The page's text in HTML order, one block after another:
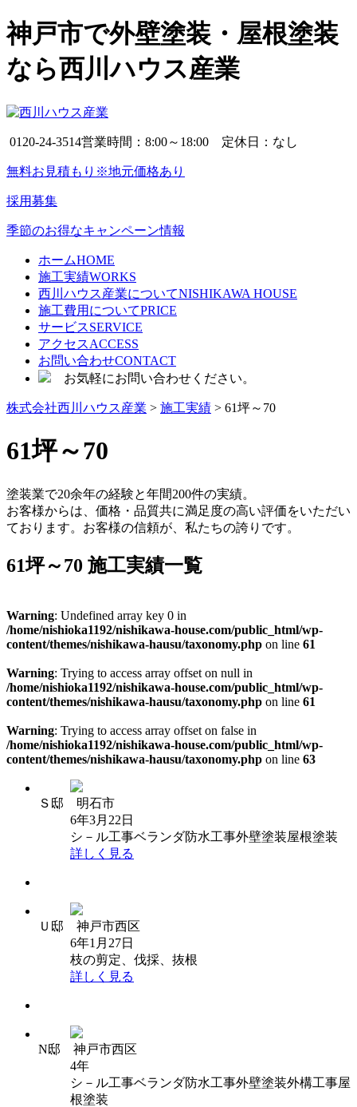
神戸市で外壁塗装・屋根塗装
なら西川ハウス産業
0120-24-3514営業時間：8:00～18:00 定休日：なし
無料お見積もり※地元価格あり
採用募集
季節のお得なキャンペーン情報
ホームHOME
施工実績WORKS
西川ハウス産業についてNISHIKAWA HOUSE
施工費用についてPRICE
サービスSERVICE
アクセスACCESS
お問い合わせCONTACT
お気軽にお問い合わせください。
株式会社西川ハウス産業 > 施工実績 > 61坪～70
61坪～70
塗装業で20余年の経験と年間200件の実績。
お客様からは、価格・品質共に満足度の高い評価をいただい
ております。お客様の信頼が、私たちの誇りです。
61坪～70 施工実績一覧
Warning: Undefined array key 0 in
/home/nishioka1192/nishikawa-house.com/public_html/wp-
content/themes/nishikawa-hausu/taxonomy.php on line 61
Warning: Trying to access array offset on null in
/home/nishioka1192/nishikawa-house.com/public_html/wp-
content/themes/nishikawa-hausu/taxonomy.php on line 61
Warning: Trying to access array offset on false in
/home/nishioka1192/nishikawa-house.com/public_html/wp-
content/themes/nishikawa-hausu/taxonomy.php on line 63
Ｓ邸 明石市
6年3月22日
シ－ル工事ベランダ防水工事外壁塗装屋根塗装
詳しく見る
Ｕ邸 神戸市西区
6年1月27日
枝の剪定、伐採、抜根
詳しく見る
N邸 神戸市西区
4年
シ－ル工事ベランダ防水工事外壁塗装外構工事屋
根塗装